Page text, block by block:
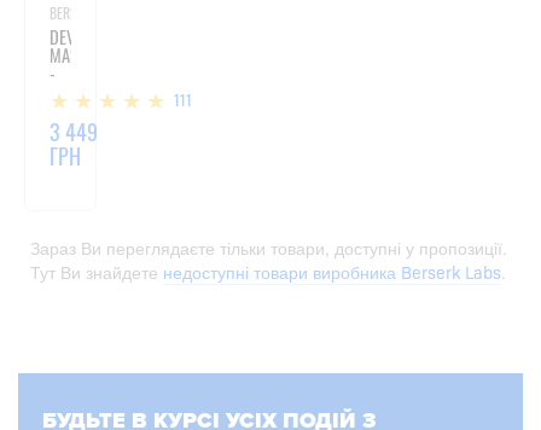
BERSERK LABS
DEVIL
MASS
-
6660G 111
3 449
ГРН
Зараз Ви переглядаєте тільки товари, доступні у пропозиції.
Тут Ви знайдете недоступні товари виробника Berserk Labs
БУДЬТЕ В КУРСІ УСІХ ПОДІЙ З